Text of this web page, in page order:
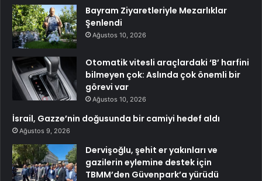
Bayram Ziyaretleriyle Mezarlıklar
Şenlendi
Ağustos 10, 2026
Otomatik vitesli araçlardaki ‘B’ harfini
bilmeyen çok: Aslında çok önemli bir
görevi var
Ağustos 10, 2026
İsrail, Gazze’nin doğusunda bir camiyi hedef aldı
Ağustos 9, 2026
Dervişoğlu, şehit er yakınları ve
gazilerin eylemine destek için
TBMM’den Güvenpark’a yürüdü